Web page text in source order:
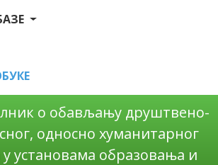
о обављању друштвено-
односно хуманитарног
у установама образовања и